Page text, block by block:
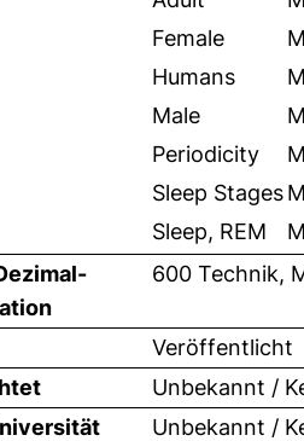
Female
Humans
Male
Periodicity
Sleep Stages
Sleep, REM
600 Technik,
Veröffentlicht
Unbekannt /
Unbekannt /